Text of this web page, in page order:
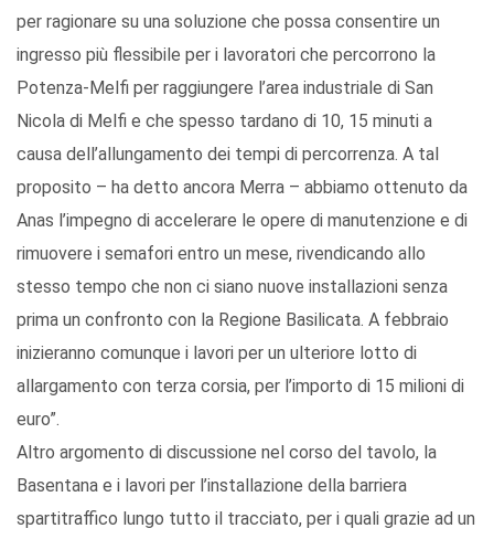
per ragionare su una soluzione che possa consentire un
ingresso più flessibile per i lavoratori che percorrono la
Potenza-Melfi per raggiungere l’area industriale di San
Nicola di Melfi e che spesso tardano di 10, 15 minuti a
causa dell’allungamento dei tempi di percorrenza. A tal
proposito – ha detto ancora Merra – abbiamo ottenuto da
Anas l’impegno di accelerare le opere di manutenzione e di
rimuovere i semafori entro un mese, rivendicando allo
stesso tempo che non ci siano nuove installazioni senza
prima un confronto con la Regione Basilicata. A febbraio
inizieranno comunque i lavori per un ulteriore lotto di
allargamento con terza corsia, per l’importo di 15 milioni di
euro”.
Altro argomento di discussione nel corso del tavolo, la
Basentana e i lavori per l’installazione della barriera
spartitraffico lungo tutto il tracciato, per i quali grazie ad un